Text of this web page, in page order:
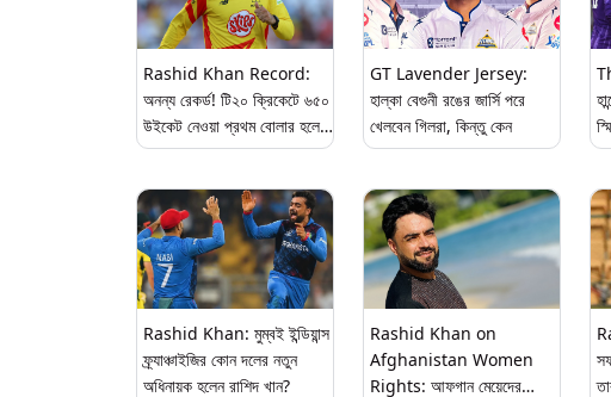
Rashid Khan Record:
অনন্য রেকর্ড! টি২০ ক্রিকেটে ৬৫০
উইকেট নেওয়া প্রথম বোলার হলেন
রাশিদ খান
GT Lavender Jersey:
হাল্কা বেগুনী রঙের জার্সি পরে
খেলবেন গিলরা, কিন্তু কেন
Rashid Khan: মুম্বই ইন্ডিয়ান্স
ফ্র্যাঞ্চাইজির কোন দলের নতুন
অধিনায়ক হলেন রাশিদ খান?
Rashid Khan on
Afghanistan Women
Rights: আফগান মেয়েদের